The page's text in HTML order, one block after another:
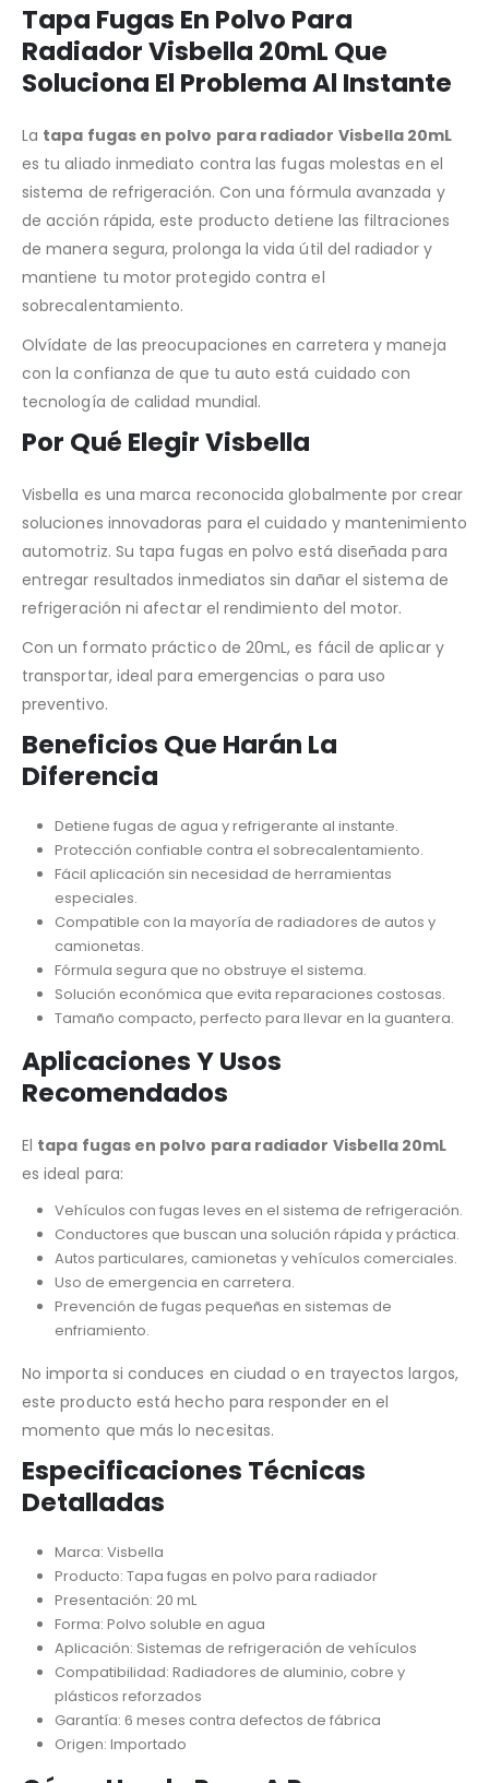
Tapa Fugas En Polvo Para
Radiador Visbella 20mL Que
Soluciona El Problema Al Instante
La tapa fugas en polvo para radiador Visbella 20mL
es tu aliado inmediato contra las fugas molestas en el
sistema de refrigeración. Con una fórmula avanzada y
de acción rápida, este producto detiene las filtraciones
de manera segura, prolonga la vida útil del radiador y
mantiene tu motor protegido contra el
sobrecalentamiento.
Olvídate de las preocupaciones en carretera y maneja
con la confianza de que tu auto está cuidado con
tecnología de calidad mundial.
Por Qué Elegir Visbella
Visbella es una marca reconocida globalmente por crear
soluciones innovadoras para el cuidado y mantenimiento
automotriz. Su tapa fugas en polvo está diseñada para
entregar resultados inmediatos sin dañar el sistema de
refrigeración ni afectar el rendimiento del motor.
Con un formato práctico de 20mL, es fácil de aplicar y
transportar, ideal para emergencias o para uso
preventivo.
Beneficios Que Harán La
Diferencia
Detiene fugas de agua y refrigerante al instante.
Protección confiable contra el sobrecalentamiento.
Fácil aplicación sin necesidad de herramientas
especiales.
Compatible con la mayoría de radiadores de autos y
camionetas.
Fórmula segura que no obstruye el sistema.
Solución económica que evita reparaciones costosas.
Tamaño compacto, perfecto para llevar en la guantera.
Aplicaciones Y Usos
Recomendados
El tapa fugas en polvo para radiador Visbella 20mL
es ideal para:
Vehículos con fugas leves en el sistema de refrigeración.
Conductores que buscan una solución rápida y práctica.
Autos particulares, camionetas y vehículos comerciales.
Uso de emergencia en carretera.
Prevención de fugas pequeñas en sistemas de
enfriamiento.
No importa si conduces en ciudad o en trayectos largos,
este producto está hecho para responder en el
momento que más lo necesitas.
Especificaciones Técnicas
Detalladas
Marca: Visbella
Producto: Tapa fugas en polvo para radiador
Presentación: 20 mL
Forma: Polvo soluble en agua
Aplicación: Sistemas de refrigeración de vehículos
Compatibilidad: Radiadores de aluminio, cobre y
plásticos reforzados
Garantía: 6 meses contra defectos de fábrica
Origen: Importado